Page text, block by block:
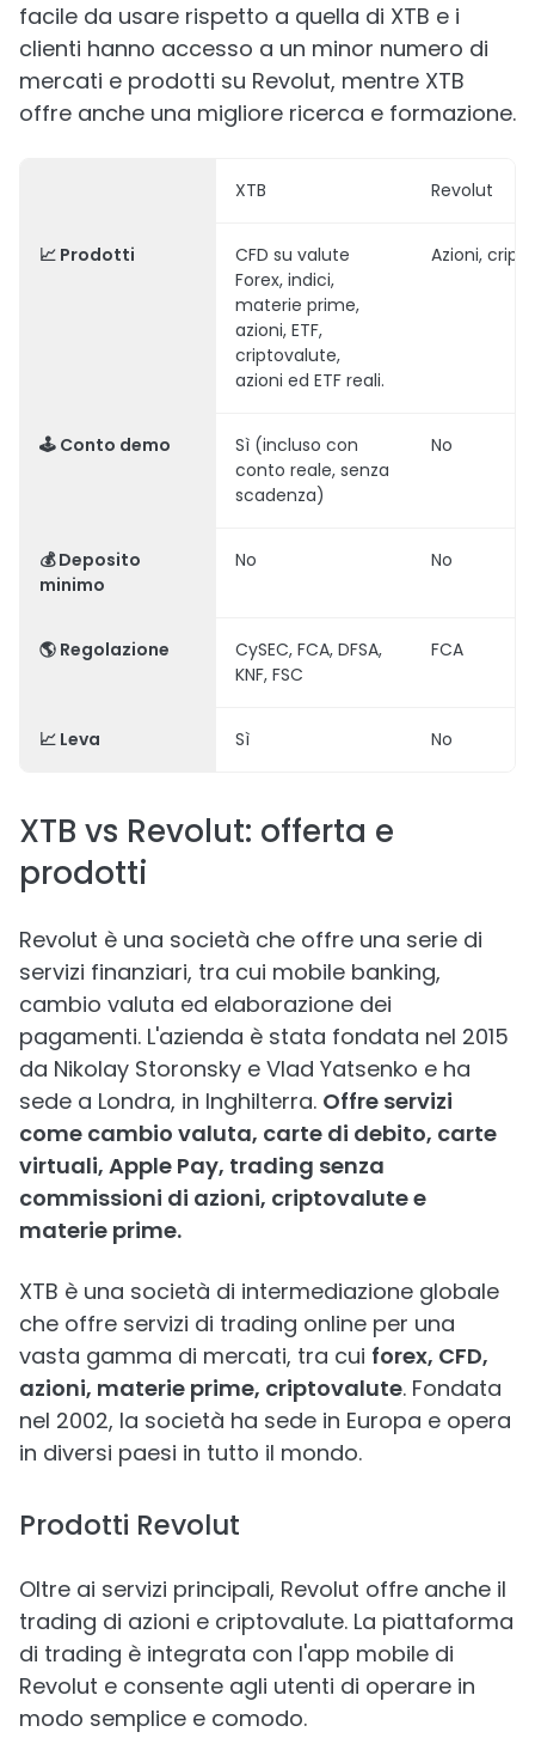
facile da usare rispetto a quella di XTB e i
clienti hanno accesso a un minor numero di
mercati e prodotti su Revolut, mentre XTB
offre anche una migliore ricerca e formazione.
XTB Revolut
📈 Prodotti
CFD su valute
Forex, indici,
materie prime,
azioni, ETF,
criptovalute,
azioni ed ETF reali.
Azioni,
🕹️ Conto demo
Sì (incluso con
conto reale, senza
scadenza)
No
💰 Deposito
minimo
No No
🌎 Regolazione
CySEC, FCA, DFSA,
KNF, FSC
FCA
📈 Leva Sì No
XTB vs Revolut: offerta e
prodotti
Revolut è una società che offre una serie di
servizi finanziari, tra cui mobile banking,
cambio valuta ed elaborazione dei
pagamenti. L'azienda è stata fondata nel 2015
da Nikolay Storonsky e Vlad Yatsenko e ha
sede a Londra, in Inghilterra. Offre servizi
come cambio valuta, carte di debito, carte
virtuali, Apple Pay, trading senza
commissioni di azioni, criptovalute e
materie prime.
XTB è una società di intermediazione globale
che offre servizi di trading online per una
vasta gamma di mercati, tra cui forex, CFD,
azioni, materie prime, criptovalute. Fondata
nel 2002, la società ha sede in Europa e opera
in diversi paesi in tutto il mondo.
Prodotti Revolut
Oltre ai servizi principali, Revolut offre anche il
trading di azioni e criptovalute. La piattaforma
di trading è integrata con l'app mobile di
Revolut e consente agli utenti di operare in
modo semplice e comodo.